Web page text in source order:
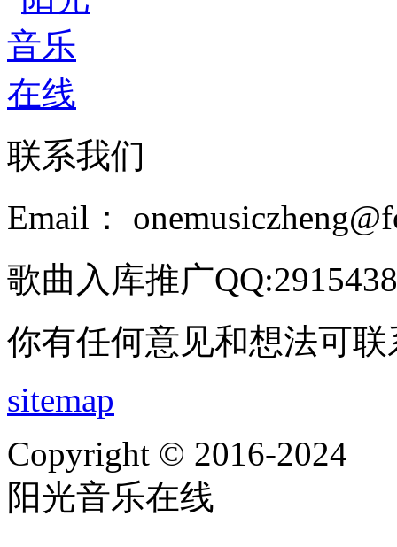
联系我们
Email：
歌曲入库推广
你有任何意见和想法可
sitemap
Copyright © 2016-2024
阳光音乐在线